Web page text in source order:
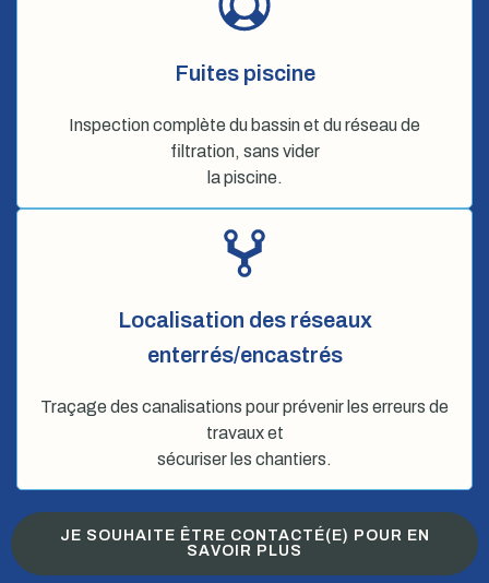
Fuites piscine
Inspection complète du bassin et du réseau de
filtration, sans vider
la piscine.
Localisation des réseaux
enterrés/encastrés
Traçage des canalisations pour prévenir les erreurs de
travaux et
sécuriser les chantiers.
JE SOUHAITE ÊTRE CONTACTÉ(E) POUR EN
SAVOIR PLUS